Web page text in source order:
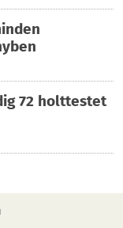
72 holttestet